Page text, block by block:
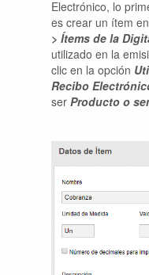
Electrónico, lo
es crear un ítem
> Ítems de la
utilizado en la
clic en la opción
Recibo
ser Producto o